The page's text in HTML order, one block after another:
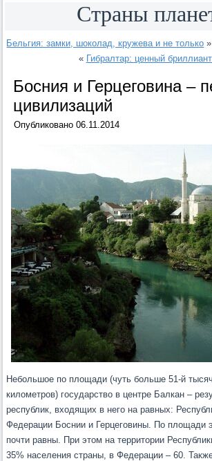
Страны
Бельгия: замки, шоколад, кружева и не только »
« Гибралтар: ценный
Босния и Герцеговина –
цивилизаций
Опубликовано 06.11.2014
Небольшое по площади (чуть больше 51-й
километров) государство в центре Балкан –
республик, входящих в него на равных:
Федерации Боснии и Герцеговины. По площади
почти равны. При этом на территории
35% населения страны, в Федерации – 60.